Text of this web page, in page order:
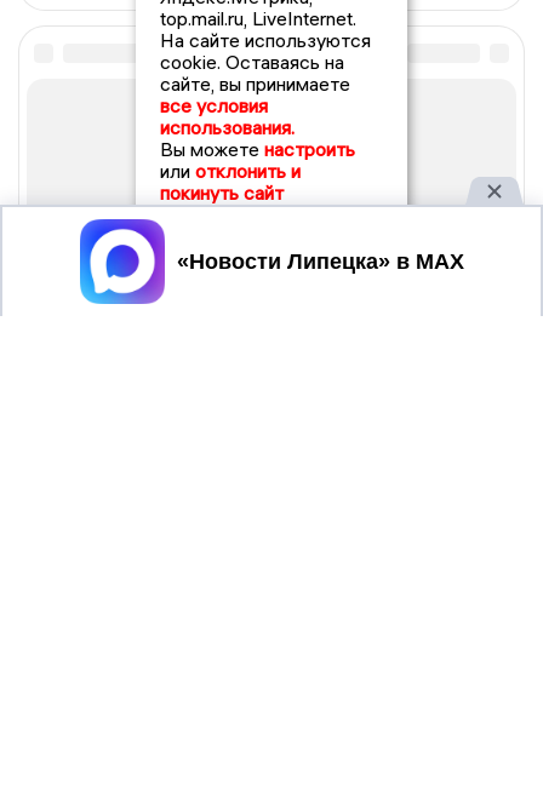
top.mail.ru, LiveInternet.
На сайте используются
cookie. Оставаясь на
сайте, вы принимаете
все условия
использования.
Вы можете настроить
или отклонить и
покинуть сайт
Принять